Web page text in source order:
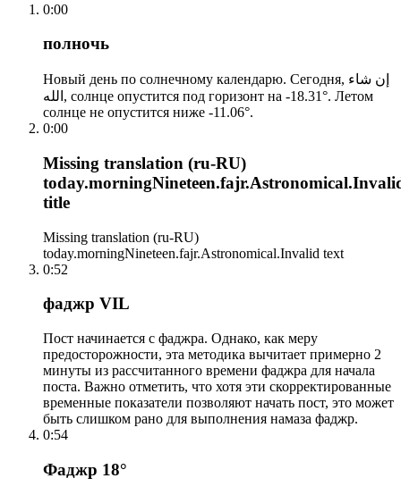
0:00
полночь
Новый день по солнечному календарю. Сегодня, إن شاء
الله, солнце опустится под горизонт на -18.31°. Летом
солнце не опустится ниже -11.06°.
0:00
Missing translation (ru-RU)
title
Missing translation (ru-RU)
today.morningNineteen.fajr.Astronomical.Invalid text
0:52
фаджр VIL
Пост начинается с фаджра. Однако, как меру
предосторожности, эта методика вычитает примерно 2
минуты из рассчитанного времени фаджра для начала
поста. Важно отметить, что хотя эти скорректированные
временные показатели позволяют начать пост, это может
быть слишком рано для выполнения намаза фаджр.
0:54
Фаджр 18°